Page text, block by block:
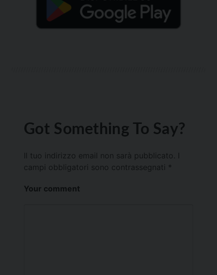
Got Something To Say?
Il tuo indirizzo email non sarà pubblicato.
campi obbligatori sono contrassegnati *
Your comment